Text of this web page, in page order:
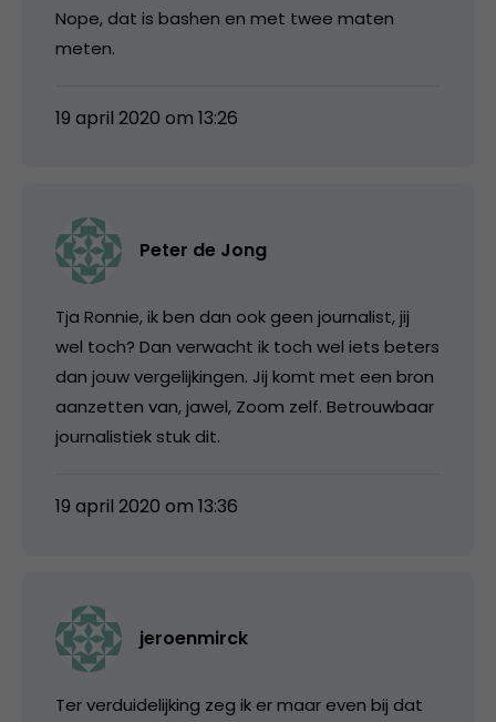
Nope, dat is bashen en met twee maten
meten.
19 april 2020 om 13:26
Peter de Jong
Tja Ronnie, ik ben dan ook geen journalist, jij
wel toch? Dan verwacht ik toch wel iets beters
dan jouw vergelijkingen. Jij komt met een bron
aanzetten van, jawel, Zoom zelf. Betrouwbaar
journalistiek stuk dit.
19 april 2020 om 13:36
jeroenmirck
Ter verduidelijking zeg ik er maar even bij dat